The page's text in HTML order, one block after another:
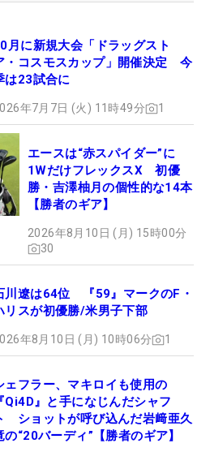
名
月に新規大会「ドラッグスト
・コスモスカップ」開催決定 今
は23試合に
年7月7日 (火) 11時49分 1
エースは“赤スパイダー”に
1WだけフレックスX 初優
勝・吉澤柚月の個性的な14本
【勝者のギア】
2026年8月10日 (月) 15時00分
30
川遼は64位 『59』マークのF・
リスが初優勝/米男子下部
年8月10日 (月) 10時06分 1
ェフラー、マキロイも使用の
『Qi4D』と手になじんだシャフ
ショットが呼び込んだ岩﨑亜久
の“20バーディ”【勝者のギア】